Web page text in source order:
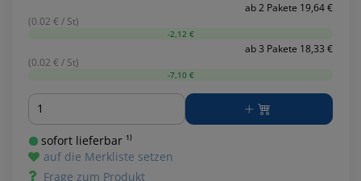
ab 2 Pakete 19,64 €
(0.02 € / St)
-2,12 €
ab 3 Pakete 18,33 €
(0.02 € / St)
-7,10 €
Menge
sofort lieferbar ¹⁾
auf die Merkliste setzen
Frage zum Produkt